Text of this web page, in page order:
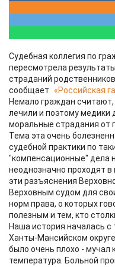
Судебная коллегия по
пересмотрела
страданий
сообщает
«Российская
Немало граждан считают,
лечили и поэтому
моральные страдания от
Тема эта очень
судебной практики по
"компенсационные" дела
неоднозначно проходят
эти разъяснения
Верховным судом для
норм права, о которых
полезным и тем, кто
Наша история началась с
Ханты-Мансийском
было очень плохо -
температура. Больной